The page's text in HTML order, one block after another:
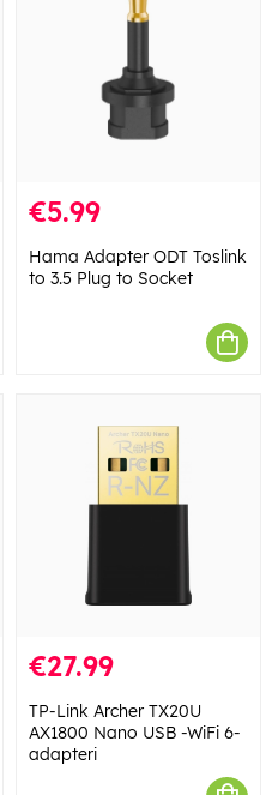
€5.99
Hama Adapter ODT Toslink
to 3.5 Plug to Socket
€27.99
TP-Link Archer TX20U
AX1800 Nano USB -WiFi 6-
adapteri